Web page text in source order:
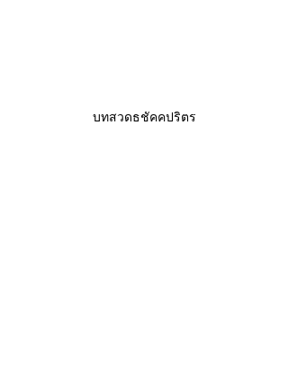
บทสวดธชัคคปริตร